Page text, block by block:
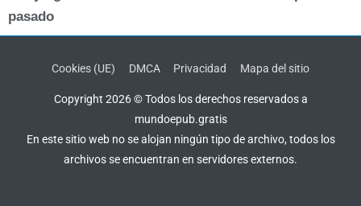
pasado
Cookies (UE) DMCA Privacidad Mapa del sitio
Copyright 2026 © Todos los derechos reservados a
mundoepub.gratis
En este sitio web no se alojan ningún tipo de archivo, todos los
archivos se encuentran en servidores externos.